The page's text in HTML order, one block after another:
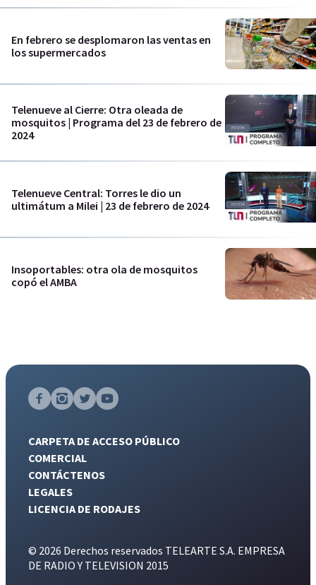
En febrero se desplomaron las ventas en
los supermercados
Telenueve al Cierre: Otra oleada de
mosquitos | Programa del 23 de febrero de
2024
Telenueve Central: Torres le dio un
ultimátum a Milei | 23 de febrero de 2024
Insoportables: otra ola de mosquitos
copó el AMBA
CARPETA DE ACCESO PÚBLICO
COMERCIAL
CONTÁCTENOS
LEGALES
LICENCIA DE RODAJES
© 2026 Derechos reservados TELEARTE S.A. EMPRESA
DE RADIO Y TELEVISION 2015